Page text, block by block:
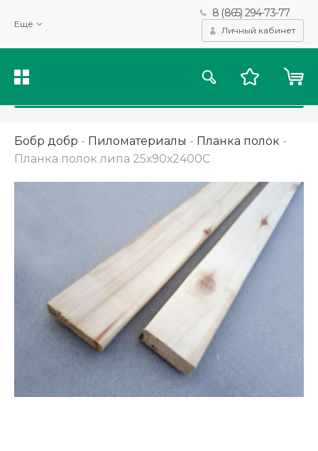
Ещё
8 (865) 294-73-77
Личный кабинет
Бобр добр - Пиломатериалы - Планка полок -
Планка полок липа 25х90х2400С
Мы используем файлы cookie и другие подобные технологии
для получения данных с целью сбора статистики, повышения
качества рекомендаций и предоставления вам возможности
персонализированного просмотра.Подробнее